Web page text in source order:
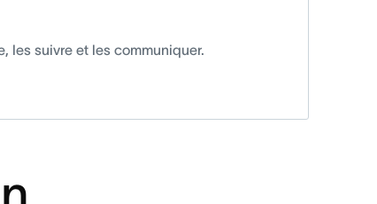
les suivre et les communiquer.